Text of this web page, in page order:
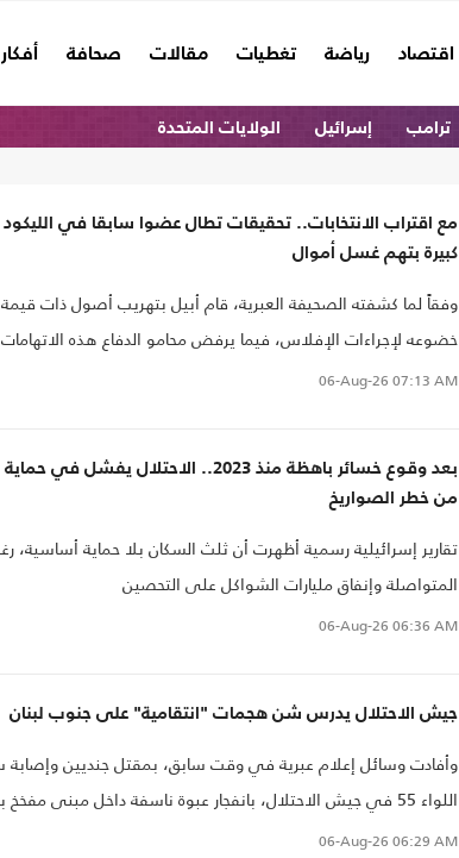
اقتصاد رياضة تغطيات مقالات صحافة أفكار
ترامب إسرائيل الولايات المتحدة
مع اقتراب الانتخابات.. تحقيقات تطال عضوا سابقا في
كبيرة بتهم غسل أموال
وفقاً لما كشفته الصحيفة العبرية، قام أبيل بتهريب أصول ذات قيمة
خضوعه لإجراءات الإفلاس، فيما يرفض محامو الدفاع هذه
بأنها "ملاحقة وتكرار لتحقيق قديم".
06-Aug-26 07:13 AM
بعد وقوع خسائر باهظة منذ 2023.. الاحتلال يفشل
من خطر الصواريخ
تقارير إسرائيلية رسمية أظهرت أن ثلث السكان بلا حماية أساسية،
المتواصلة وإنفاق مليارات الشواكل على التحصين
06-Aug-26 06:36 AM
جيش الاحتلال يدرس شن هجمات "انتقامية" على جنوب لبنان
وأفادت وسائل إعلام عبرية في وقت سابق، بمقتل جنديين
اللواء 55 في جيش الاحتلال، بانفجار عبوة ناسفة داخل مبنى
في جنوب لبنان.
06-Aug-26 06:29 AM